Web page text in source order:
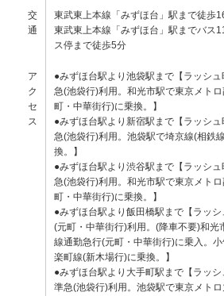
交
通
東武東上本線「みずほ台」駅まで徒歩
東武東上本線「みずほ台」駅までバス
ス停まで徒歩5分
ア
ク
セ
ス
●みずほ台駅より池袋駅まで【ラッシ
急(池袋行)利用。和光市駅で東京メト
町・中華街行)に乗換。】
●みずほ台駅より新宿駅まで【ラッシ
急(池袋行)利用。池袋駅で埼京線(相鉄
換。】
●みずほ台駅より渋谷駅まで【ラッシ
急(池袋行)利用。和光市駅で東京メト
町・中華街行)に乗換。】
●みずほ台駅より飯田橋駅まで【ラッ
(元町・中華街行)利用。(降車不要)和光
線通勤急行(元町・中華街行)に乗入。
楽町線(新木場行)に乗換。】
●みずほ台駅より大手町駅まで【ラッ
準急(池袋行)利用。池袋駅で東京メト